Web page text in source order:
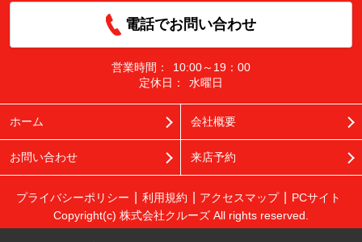
電話でお問い合わせ
営業時間：
10:00～19：00
定休日：
水曜日
ホーム 会社概要
お問い合わせ 来店予約
プライバシーポリシー 利用規約 アクセスマップ
PCサイト
Copyright(c) 株式会社クルーズ All rights reserved.